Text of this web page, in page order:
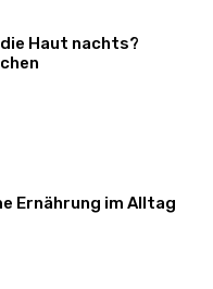
Haut nachts?
Ernährung im Alltag